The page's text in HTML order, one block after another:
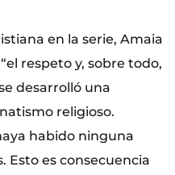
en la serie, Amaia
respeto y, sobre todo,
desarrolló una
religioso.
habido ninguna
Esto es consecuencia